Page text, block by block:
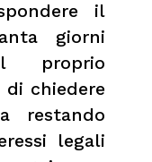
il
giorni
proprio
chiedere
restando
legali